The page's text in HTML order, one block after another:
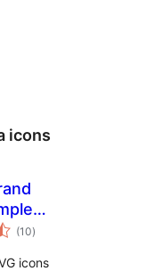
icons
(10कुल
रेटिङ्गहरू
)
icons